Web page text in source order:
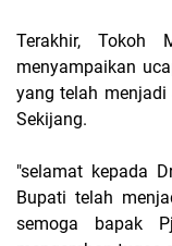
Terakhir, Tokoh
menyampaikan
yang telah menjadi
Sekijang.
"selamat kepada
Bupati telah
semoga bapak